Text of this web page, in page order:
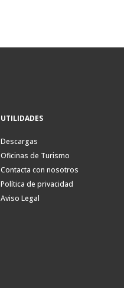
UTILIDADES
Descargas
Oficinas de Turismo
Contacta con nosotros
Política de privacidad
Aviso Legal